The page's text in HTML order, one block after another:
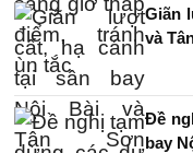
Giãn
và
Đề
bay